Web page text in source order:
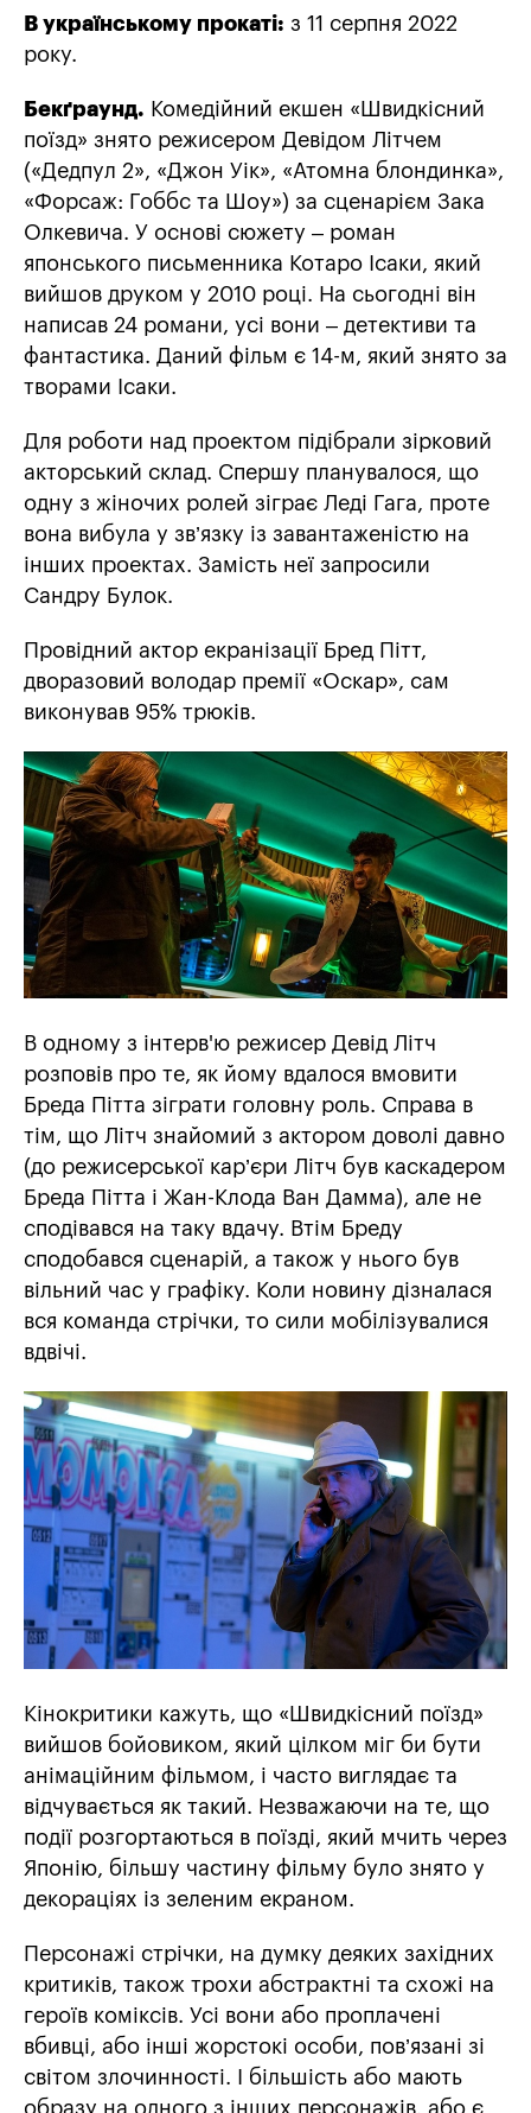
В українському прокаті: з 11 серпня 2022
року.
Бекґраунд. Комедійний екшен «Швидкісний
поїзд» знято режисером Девідом Літчем
(«Дедпул 2», «Джон Уік», «Атомна блондинка»,
«Форсаж: Гоббс та Шоу») за сценарієм Зака
Олкевича. У основі сюжету – роман
японського письменника Котаро Ісаки, який
вийшов друком у 2010 році. На сьогодні він
написав 24 романи, усі вони – детективи та
фантастика. Даний фільм є 14-м, який знято за
творами Ісаки.
Для роботи над проектом підібрали зірковий
акторський склад. Спершу планувалося, що
одну з жіночих ролей зіграє Леді Гага, проте
вона вибула у зв’язку із завантаженістю на
інших проектах. Замість неї запросили
Сандру Булок.
Провідний актор екранізації Бред Пітт,
дворазовий володар премії «Оскар», сам
виконував 95% трюків.
В одному з інтерв'ю режисер Девід Літч
розповів про те, як йому вдалося вмовити
Бреда Пітта зіграти головну роль. Справа в
тім, що Літч знайомий з актором доволі давно
(до режисерської кар’єри Літч був каскадером
Бреда Пітта і Жан-Клода Ван Дамма), але не
сподівався на таку вдачу. Втім Бреду
сподобався сценарій, а також у нього був
вільний час у графіку. Коли новину дізналася
вся команда стрічки, то сили мобілізувалися
вдвічі.
Кінокритики кажуть, що «Швидкісний поїзд»
вийшов бойовиком, який цілком міг би бути
анімаційним фільмом, і часто виглядає та
відчувається як такий. Незважаючи на те, що
події розгортаються в поїзді, який мчить через
Японію, більшу частину фільму було знято у
декораціях із зеленим екраном.
Персонажі стрічки, на думку деяких західних
критиків, також трохи абстрактні та схожі на
героїв коміксів. Усі вони або проплачені
вбивці, або інші жорстокі особи, пов’язані зі
світом злочинності. І більшість або мають
образу на одного з інших персонажів, або є